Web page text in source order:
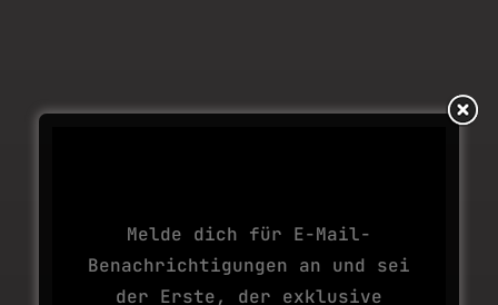
Melde dich für E-Mail-
Benachrichtigungen an und sei
der Erste, der exklusive